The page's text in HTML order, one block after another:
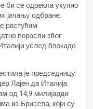
би се одрекла укупно
јачању одбране.
растућим
порасли због
услед блокаде
је председницу
Лајен да Италија
од 14,9 милијарди
из Брисела, који су